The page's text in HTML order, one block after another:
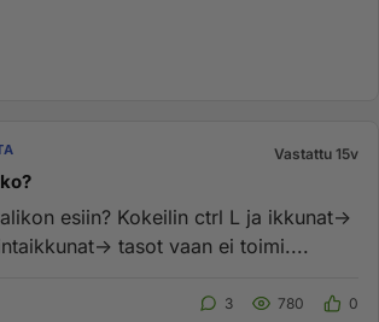
Vastattu 15v
esiin? Kokeilin ctrl L ja ikkunat->
> tasot vaan ei toimi....
3 780 0